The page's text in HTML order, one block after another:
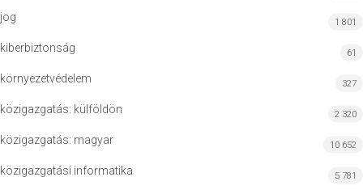
jog 1 801
kiberbiztonság 61
környezetvédelem 327
közigazgatás: külföldön 2 320
közigazgatás: magyar 10 652
közigazgatási informatika 5 781